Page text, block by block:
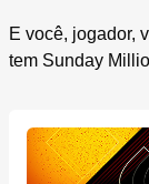
E você, jogador,
tem Sunday